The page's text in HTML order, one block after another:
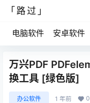
「路过」
电脑软件 安卓软件
万兴PDF
换工具 [绿色版]
办公软件 1 年前 0